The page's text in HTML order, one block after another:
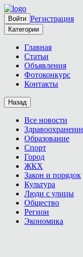
Войти Регистрация
Категории
Главная
Статьи
Объявления
Фотоконкурс
Контакты
Назад
Все новости
Образование
Спорт
Город
ЖКХ
Закон и порядок
Культура
Люди с улицы
Общество
Регион
Экономика